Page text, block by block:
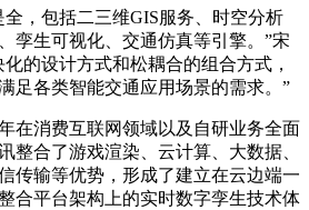
，包括二三维GIS服务、时空分析
孪生可视化、交通仿真等引擎。”宋
的设计方式和松耦合的组合方式，
足各类智能交通应用场景的需求。”
在消费互联网领域以及自研业务全面
整合了游戏渲染、云计算、大数据、
传输等优势，形成了建立在云边端一
合平台架构上的实时数字孪生技术体